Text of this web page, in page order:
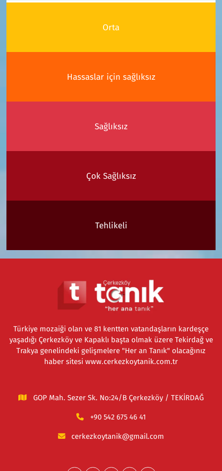
Orta
Hassaslar için sağlıksız
Sağlıksız
Çok Sağlıksız
Tehlikeli
Türkiye mozaiği olan ve 81 kentten vatandaşların kardeşçe
yaşadığı Çerkezköy ve Kapaklı başta olmak üzere Tekirdağ ve
Trakya genelindeki gelişmelere "Her an Tanık" olacağınız
haber sitesi www.cerkezkoytanik.com.tr
GOP Mah. Sezer Sk. No:24/B Çerkezköy / TEKİRDAĞ
+90 542 675 46 41
cerkezkoytanik@gmail.com